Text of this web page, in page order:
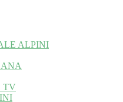
ALPINI
TV